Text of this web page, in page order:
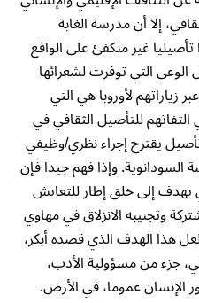
إلا أن مدرسة الغابة
غير منكفئ على الواقع
التي توفرت لشعرائها
زياراتهم لأوروبا هي التي
للتأصيل الثقافي في
يقترح إجراء نظري/وظيفي
السودانوية. وإذا فهم جيدا فإن
يهدف إلى خلق إطار للتعايش
وتجنيبه الانزلاق في مهاوي
هذا الهدف الذي قصده أبكر،
جزء من مسؤولية الأدب،
الإنسان عموما، في الأرض.